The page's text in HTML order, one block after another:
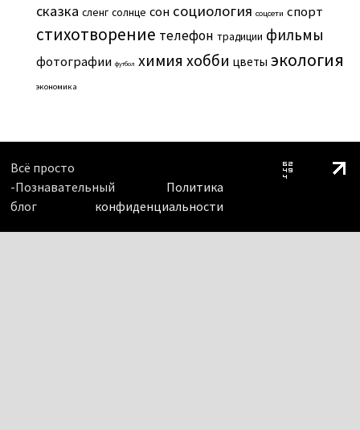
сказка сленг солнце сон социология соцсети спорт
стихотворение телефон традиции фильмы
фотографии футбол химия хобби цветы экология
экономика
Всё просто
-Познавательный
блог
Политика
конфиденциальности